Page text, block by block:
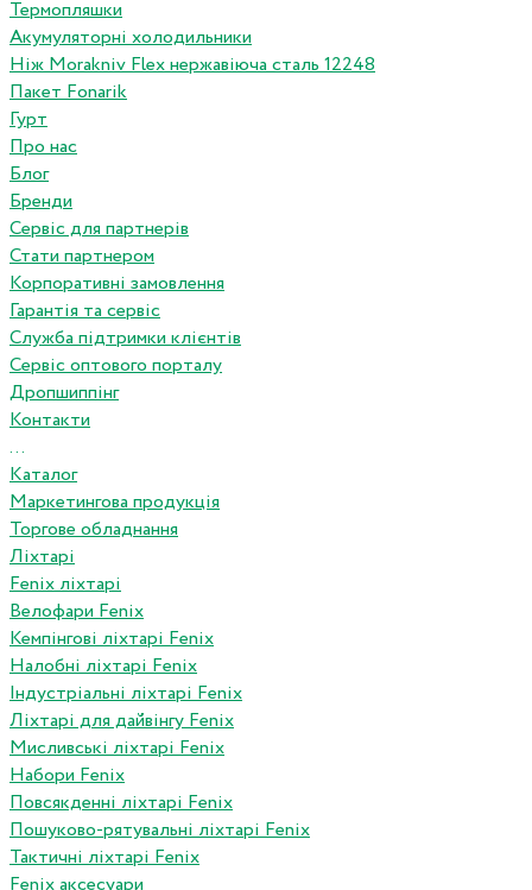
Термопляшки
Акумуляторні холодильники
Ніж Morakniv Flex нержавіюча сталь 12248
Пакет Fonarik
Гурт
Про нас
Блог
Бренди
Сервіс для партнерів
Стати партнером
Корпоративні замовлення
Гарантія та сервіс
Служба підтримки клієнтів
Сервіс оптового порталу
Дропшиппінг
Контакти
...
Каталог
Маркетингова продукція
Торгове обладнання
Ліхтарі
Fenix ліхтарі
Велофари Fenix
Кемпінгові ліхтарі Fenix
Налобні ліхтарі Fenix
Індустріальні ліхтарі Fenix
Ліхтарі для дайвінгу Fenix
Мисливські ліхтарі Fenix
Набори Fenix
Повсякденні ліхтарі Fenix
Пошуково-рятувальні ліхтарі Fenix
Тактичні ліхтарі Fenix